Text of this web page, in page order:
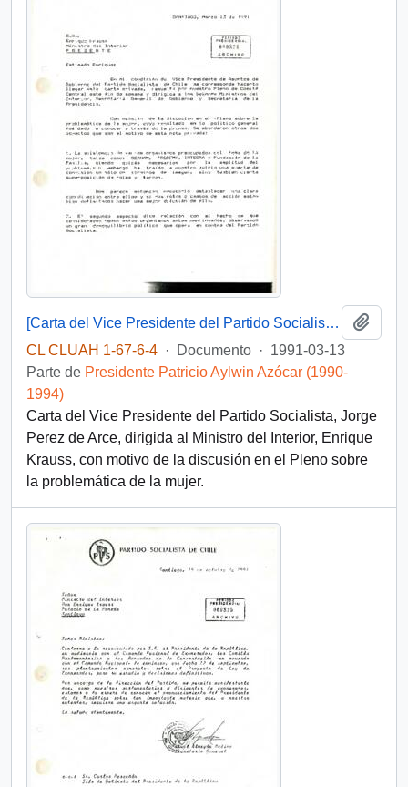
[Carta del Vice Presidente del Partido Socialista al Ministro del Interior]
CL CLUAH 1-67-6-4 · Documento · 1991-03-13
Parte de Presidente Patricio Aylwin Azócar (1990-
1994)
Carta del Vice Presidente del Partido Socialista, Jorge
Perez de Arce, dirigida al Ministro del Interior, Enrique
Krauss, con motivo de la discusión en el Pleno sobre
la problemática de la mujer.